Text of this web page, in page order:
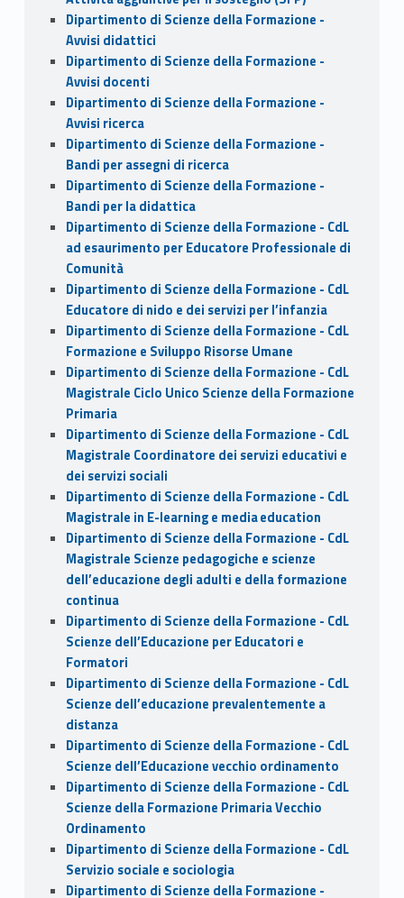
Dipartimento di Scienze della Formazione -
Avvisi didattici
Dipartimento di Scienze della Formazione -
Avvisi docenti
Dipartimento di Scienze della Formazione -
Avvisi ricerca
Dipartimento di Scienze della Formazione -
Bandi per assegni di ricerca
Dipartimento di Scienze della Formazione -
Bandi per la didattica
Dipartimento di Scienze della Formazione - CdL
ad esaurimento per Educatore Professionale di
Comunità
Dipartimento di Scienze della Formazione - CdL
Educatore di nido e dei servizi per l’infanzia
Dipartimento di Scienze della Formazione - CdL
Formazione e Sviluppo Risorse Umane
Dipartimento di Scienze della Formazione - CdL
Magistrale Ciclo Unico Scienze della Formazione
Primaria
Dipartimento di Scienze della Formazione - CdL
Magistrale Coordinatore dei servizi educativi e
dei servizi sociali
Dipartimento di Scienze della Formazione - CdL
Magistrale in E-learning e media education
Dipartimento di Scienze della Formazione - CdL
Magistrale Scienze pedagogiche e scienze
dell’educazione degli adulti e della formazione
continua
Dipartimento di Scienze della Formazione - CdL
Scienze dell’Educazione per Educatori e
Formatori
Dipartimento di Scienze della Formazione - CdL
Scienze dell’educazione prevalentemente a
distanza
Dipartimento di Scienze della Formazione - CdL
Scienze dell’Educazione vecchio ordinamento
Dipartimento di Scienze della Formazione - CdL
Scienze della Formazione Primaria Vecchio
Ordinamento
Dipartimento di Scienze della Formazione - CdL
Servizio sociale e sociologia
Dipartimento di Scienze della Formazione -